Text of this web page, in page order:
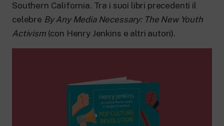
Southern California. Tra i suoi libri precedenti il
celebre By Any Media Necessary: The New Youth
Activism (con Henry Jenkins e altri autori).